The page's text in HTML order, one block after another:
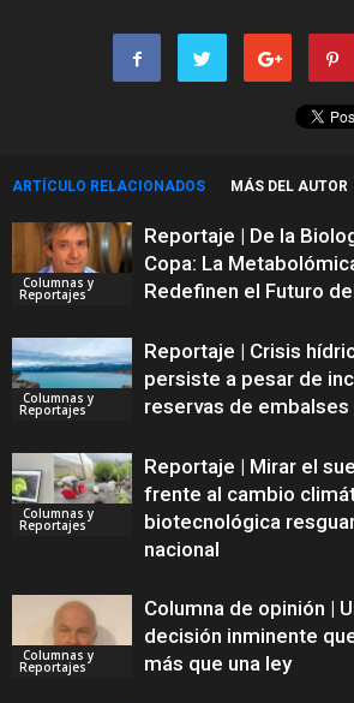
ARTÍCULO RELACIONADOS MÁS DEL AUTOR
Columnas y
Reportajes
Reportaje | De la
Copa: La
Redefinen el Futuro
Columnas y
Reportajes
Reportaje | Crisis
persiste a pesar de
reservas de embalses
Columnas y
Reportajes
Reportaje | Mirar el
frente al cambio
biotecnológica
nacional
Columnas y
Reportajes
Columna de opinión |
decisión inminente
más que una ley